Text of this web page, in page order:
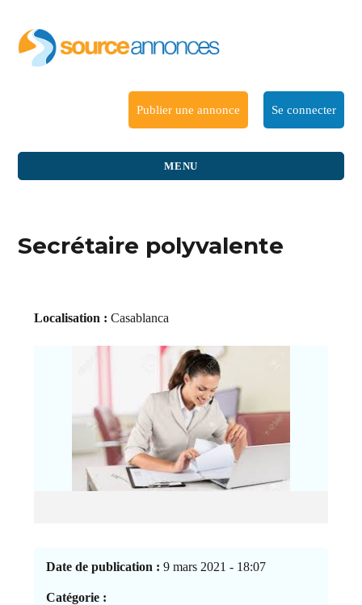
Publier une annonce Se connecter
MENU
Secrétaire polyvalente
Localisation : Casablanca
Date de publication : 9 mars 2021 - 18:07
Catégorie :